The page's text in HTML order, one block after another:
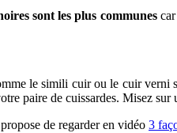
sont les plus communescar
le simili cuir ou le cuir
paire de cuissardes. Misez sur
de regarder en vidéo 3